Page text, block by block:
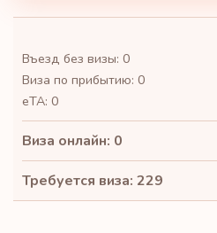
Въезд без визы: 0
Виза по прибытию: 0
eTA: 0
Виза онлайн: 0
Требуется виза: 229